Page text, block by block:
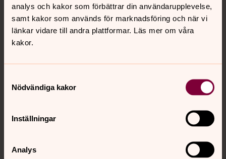
analys och kakor som förbättrar din användarupplevelse,
samt kakor som används för marknadsföring och när vi
länkar vidare till andra plattformar. Läs mer om våra
kakor.
Nödvändiga kakor
Inställningar
Analys
Kalender
Hitta snabbt